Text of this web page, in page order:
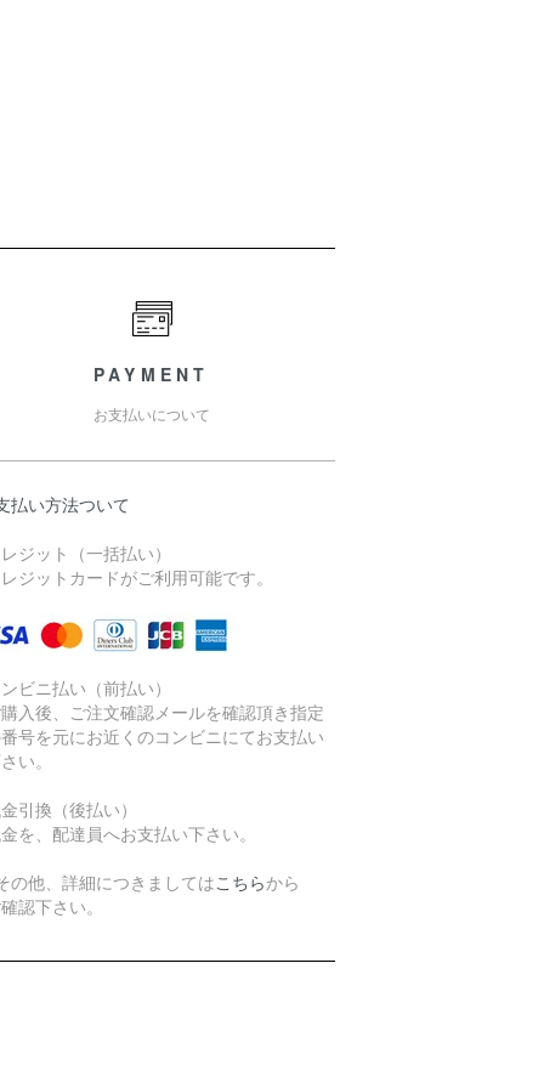
PAYMENT
お支払いについて
払い方法ついて
レジット（一括払い）
ジットカードがご利用可能です。
ンビニ払い（前払い）
入後、ご注文確認メールを確認頂き指定
号を元にお近くのコンビニにてお支払い
い。
金引換（後払い）
を、配達員へお支払い下さい。
の他、詳細につきましてはこちらから
認下さい。